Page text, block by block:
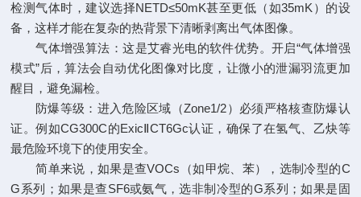
检测气体时，建议选择NETD≤50mK甚至更低（如35mK）的设
备，这样才能在复杂的热背景下清晰剥离出气体图像。
气体增强算法：这是艾睿光电的软件优势。开启“气体增强
模式”后，算法会自动优化图像对比度，让微小的泄漏羽流更加
醒目，避免漏检。
防爆等级：进入危险区域（Zone1/2）必须严格核查防爆认
证。例如CG300C的ExicⅡCT6Gc认证，确保了在氢气、乙炔等
最危险环境下的使用安全。
简单来说，如果是查VOCs（如甲烷、苯），选制冷型的C
G系列；如果是查SF6或氨气，选非制冷型的G系列；如果是固